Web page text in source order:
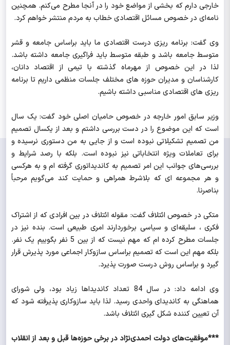
خارجی دارم که بخشی از مواضع خود را در آنجا مطرح می‌کنم. همچنین
نامه‌ای در خصوص مسائل اقتصادی خطاب به مردم منتشر خواهم کرد.
وی گفت: برنامه ریزی درست اقتصادی ما باید براساس جامعه و قشر
متوسط جامعه باشد و طبقه متوسط باید فراگیری جامعه داشته باشد.
لذا در این خصوص از مهرماه گذشته با تیمی از اقتصاد دانان،
کارشناسان و مدیران حوزه های مختلف جلسات منظمی داریم تا برنامه
ریزی های اقتصادی مناسبی داشته باشیم.
وزیر سابق امور خارجه در خصوص حامیان اصلی خود گفت: یک سال
است که این موضوع را در دست بررسی داشتم و بعد از یکسال تصمیم
من تصمیم تشکیلاتی نبوده است و از جایی به من دستوری نرسیده و
برای تعاملات ویژه انتخاباتی نیز نبوده است. بلکه با رصد شرایط و
بررسی‌های جوانب این امر تصمیم به کاندیداتوری گرفته ام و به هرکسی
و هر مجموعه ای که بلاشرط همراهی و حمایت کند می‌گویم مرحباً
بناصرنا.
متکی در خصوص ائتلاف گفت: مقوله ائتلاف در بین افرادی که از اشتراک
فکری ، سلیقه‌ای و سیاسی برخوردارند امری طبیعی است. بنده نیز در
جلسات مطرح کرده ام که مهم نیست که از بین 5 نفر بگوییم یک نفر.
بلکه مهم این است که تصمیم براساس سازوکار اجماعی مورد پذیرش قرار
گیرد و براساس روش درست صورت پذیرد.
وی ادامه داد: در سال 84 تعداد کاندیداها زیاد بود، ولی شورای
هماهنگی به کاندیدای واحدی رسید. لذا باید سازوکاری پذیرفته شود که
آن تعیین کننده شکل گیری ائتلاف باشد.
***موفقیت‌های دولت احمدی‌نژاد در برخی حوزه‌ها قبل و بعد از انقلاب